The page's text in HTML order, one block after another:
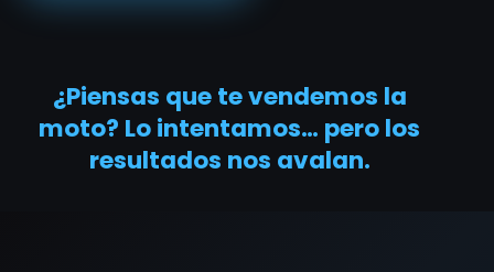
¿Piensas que te vendemos la
moto? Lo intentamos… pero los
resultados nos avalan.